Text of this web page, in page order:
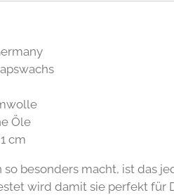
Öle
cm
so besonders macht, ist das
wird damit sie perfekt für